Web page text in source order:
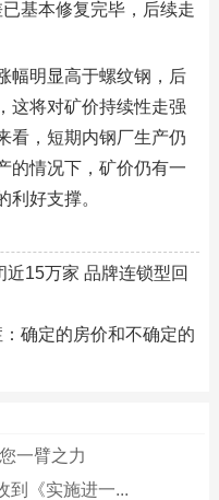
基本修复完毕，后续走
幅明显高于螺纹钢，后
这将对矿价持续性走强
看，短期内钢厂生产仍
的情况下，矿价仍有一
利好支撑。
15万家 品牌连锁型回
确定的房价和不确定的
一臂之力
到《实施进一...